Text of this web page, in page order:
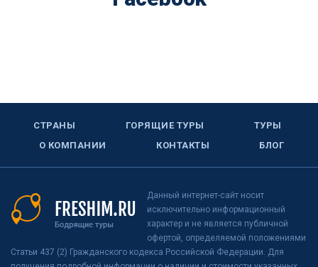
СТРАНЫ ГОРЯЩИЕ ТУРЫ
ТУРЫ
О КОМПАНИИ
КОНТАКТЫ БЛОГ
Данный интернет-сайт носит
исключительно информационный
характер и не является публичной
офертой, определяемой положениями
Статьи 437 (2) Гражданского кодекса Российской Федерации. Для